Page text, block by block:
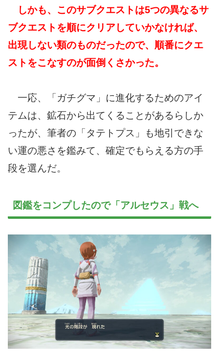
しかも、このサブクエストは5つの異なるサ
ブクエストを順にクリアしていかなければ、
出現しない類のものだったので、順番にクエ
ストをこなすのが面倒くさかった。
一応、「ガチグマ」に進化するためのアイ
テムは、鉱石から出てくることがあるらしか
ったが、筆者の「タテトプス」も地引できな
い運の悪さを鑑みて、確定でもらえる方の手
段を選んだ。
図鑑をコンプしたので「アルセウス」戦へ